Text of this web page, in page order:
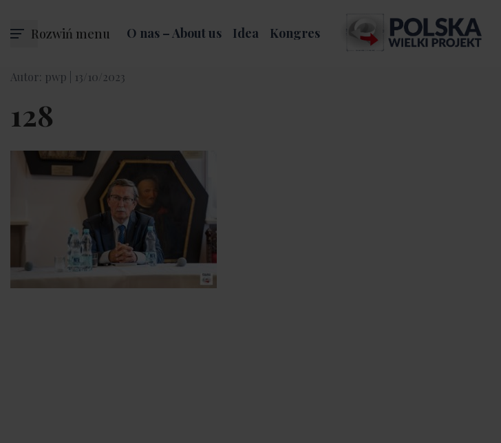
Rozwiń menu O nas – About us Idea Kongres
Autor: pwp | 13/10/2023
128